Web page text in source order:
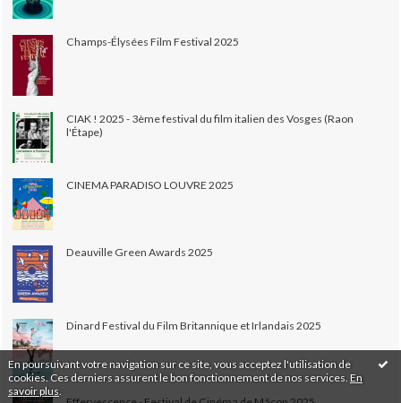
En poursuivant votre navigation sur ce site, vous acceptez l'utilisation de
cookies. Ces derniers assurent le bon fonctionnement de nos services. En
savoir plus
Champs-Élysées Film Festival 2025
CIAK ! 2025 - 3ème festival du film italien des Vosges (Raon
l'Étape)
CINEMA PARADISO LOUVRE 2025
Deauville Green Awards 2025
Dinard Festival du Film Britannique et Irlandais 2025